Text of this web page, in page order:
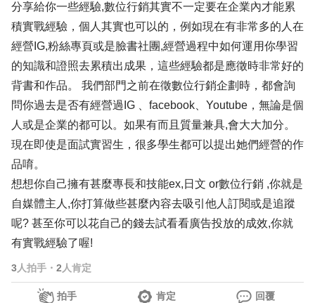
分享給你一些經驗,數位行銷其實不一定要在企業內才能累
積實戰經驗，個人其實也可以的，例如現在有非常多的人在
經營IG,粉絲專頁或是臉書社團,經營過程中如何運用你學習
的知識和證照去累積出成果，這些經驗都是應徵時非常好的
背書和作品。 我們部門之前在徵數位行銷企劃時，都會詢
問你過去是否有經營過IG 、facebook、Youtube，無論是個
人或是企業的都可以。如果有而且質量兼具,會大大加分。
現在即使是面試實習生，很多學生都可以提出她們經營的作
品唷。
想想你自己擁有甚麼專長和技能ex,日文 or數位行銷 ,你就是
自媒體主人,你打算做些甚麼內容去吸引他人訂閱或是追蹤
呢? 甚至你可以花自己的錢去試看看廣告投放的成效,你就
有實戰經驗了喔!
3人拍手 ・ 2 人肯定
拍手 肯定 回覆